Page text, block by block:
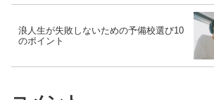
浪人生が失敗しないための予備校選び10
のポイント